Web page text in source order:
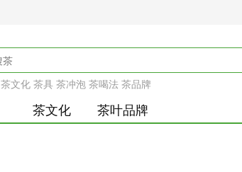
茶文化 茶具 茶冲泡 茶喝法 茶品牌
茶文化 茶叶品牌